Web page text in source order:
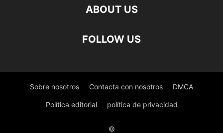
ABOUT US
FOLLOW US
Sobre nosotros Contacta con nosotros DMCA
Política editorial política de privacidad
©